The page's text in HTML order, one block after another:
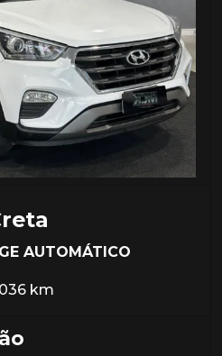
AUTOMÁTICO
km